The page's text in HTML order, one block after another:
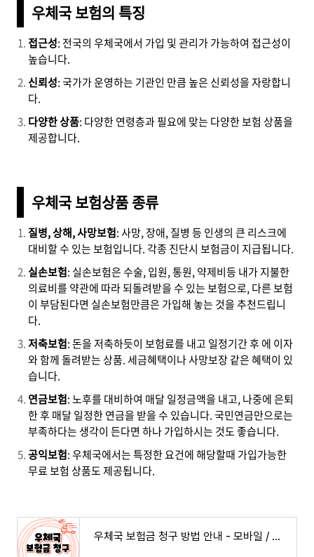
우체국 보험의 특징
접근성: 전국의 우체국에서 가입 및 관리가 가능하여 접근성이
높습니다.
신뢰성: 국가가 운영하는 기관인 만큼 높은 신뢰성을 자랑합니
다.
다양한 상품: 다양한 연령층과 필요에 맞는 다양한 보험 상품을
제공합니다.
우체국 보험상품 종류
질병, 상해, 사망보험: 사망, 장애, 질병 등 인생의 큰 리스크에
대비할 수 있는 보험입니다. 각종 진단시 보험금이 지급됩니다.
실손보험: 실손보험은 수술, 입원, 통원, 약제비등 내가 지불한
의료비를 약관에 따라 되돌려받을 수 있는 보험으로, 다른 보험
이 부담된다면 실손보험만큼은 가입해 놓는 것을 추천드립니
다.
저축보험: 돈을 저축하듯이 보험료를 내고 일정기간 후 에 이자
와 함께 돌려받는 상품. 세금혜택이나 사망보장 같은 혜택이 있
습니다.
연금보험: 노후를 대비하여 매달 일정금액을 내고, 나중에 은퇴
한 후 매달 일정한 연금을 받을 수 있습니다. 국민연금만으로는
부족하다는 생각이 든다면 하나 가입하시는 것도 좋습니다.
공익보험: 우체국에서는 특정한 요건에 해당할때 가입가능한
무료 보험 상품도 제공됩니다.
우체국 보험금 청구 방법 안내 - 모바일 / 방문신청